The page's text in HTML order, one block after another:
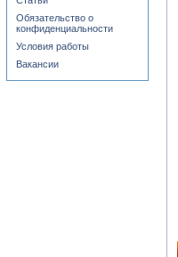
Обязательство о
конфиденциальности
Условия работы
Вакансии